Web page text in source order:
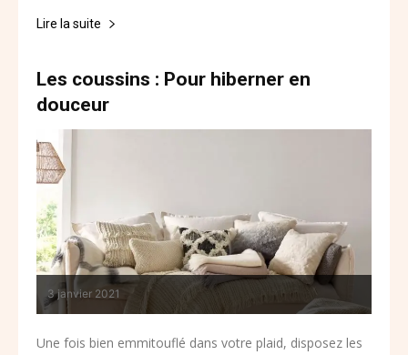
Lire la suite
Les coussins : Pour hiberner en
douceur
3 janvier 2021
Une fois bien emmitouflé dans votre plaid, disposez les